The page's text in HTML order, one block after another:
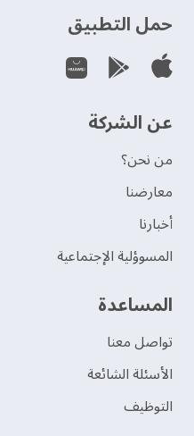
حمل التطبيق
عن الشركة
من نحن؟
‫معارضنا‬
‫أخبارنا‬
المسوؤلية الإجتماعية
‫المساعدة‬
تواصل معنا
الأسئلة الشائعة
التوظيف